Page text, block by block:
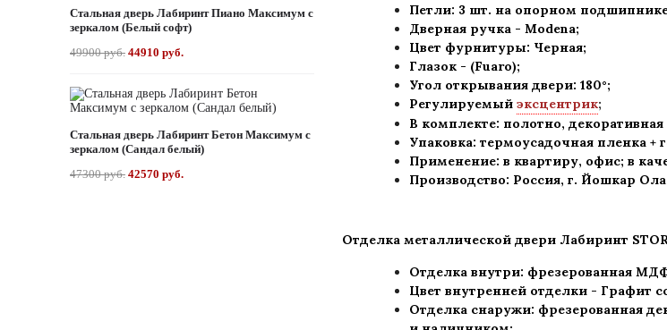
Стальная дверь Лабиринт Пиано Максимум с
зеркалом (Белый софт)
49900 руб. 44910 руб.
Стальная дверь Лабиринт Бетон Максимум с
зеркалом (Сандал белый)
47300 руб. 42570 руб.
Петли: 3 шт. на опорном
Дверная ручка - Modena;
Цвет фурнитуры: Черная;
Глазок - (Fuaro);
Угол открывания двери: 180°;
Регулируемый эксцентрик;
В комплекте: полотно,
Упаковка: термоусадочная пленка +
Применение: в квартиру, офис; в
Производство: Россия, г. Йошкар
Отделка металлической двери Лабиринт
Отделка внутри: фрезерованная
Цвет внутренней отделки - Графит
Отделка снаружи: фрезерованная